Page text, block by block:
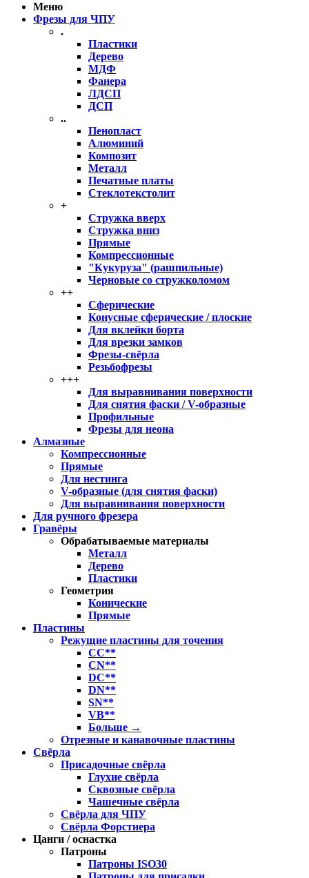
Меню
Фрезы для ЧПУ
.
Пластики
Дерево
МДФ
Фанера
ЛДСП
ДСП
..
Пенопласт
Алюминий
Композит
Металл
Печатные платы
Стеклотекстолит
+
Стружка вверх
Стружка вниз
Прямые
Компрессионные
"Кукуруза" (рашпильные)
Черновые со стружколомом
++
Сферические
Конусные сферические / плоские
Для вклейки борта
Для врезки замков
Фрезы-свёрла
Резьбофрезы
+++
Для выравнивания поверхности
Для снятия фаски / V-образные
Профильные
Фрезы для неона
Алмазные
Компрессионные
Прямые
Для нестинга
V-образные (для снятия фаски)
Для выравнивания поверхности
Для ручного фрезера
Гравёры
Обрабатываемые материалы
Металл
Дерево
Пластики
Геометрия
Конические
Прямые
Пластины
Режущие пластины для точения
CC**
CN**
DC**
DN**
SN**
VB**
Больше →
Отрезные и канавочные пластины
Свёрла
Присадочные свёрла
Глухие свёрла
Сквозные свёрла
Чашечные свёрла
Свёрла для ЧПУ
Свёрла Форстнера
Цанги / оснастка
Патроны
Патроны ISO30